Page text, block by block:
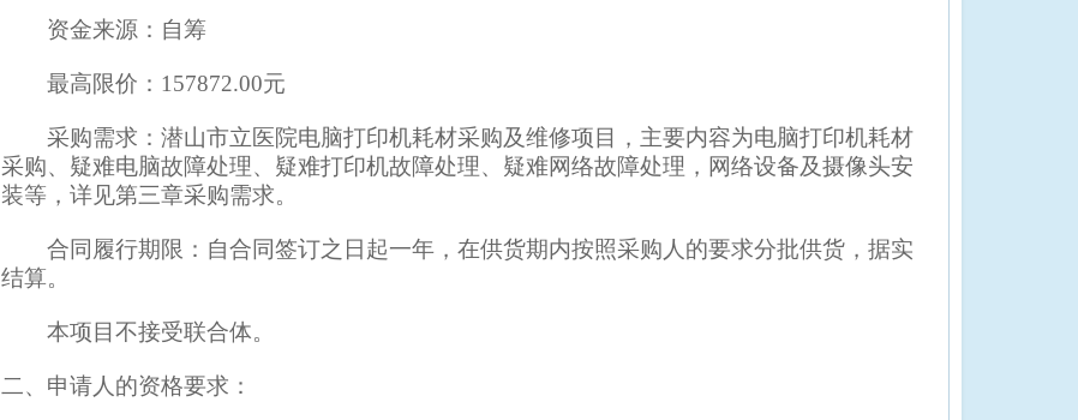
资金来源：自筹
最高限价： 157872.00元
采购需求： 潜山市立医院电脑打印机耗材采购及维修项目 ， 主要内容为电脑打印机耗材
采购、疑难电脑故障处理、疑难打印机故障处理、疑难网络故障处理 ， 网络设备及摄像头安
装等， 详见第三章采购需求。
合同履行期限： 自合同签订之日起一年，在供货期内按照采购人的要求分批供货，据实
结算。
本项目不接受联合体。
二、申请人的资格要求：